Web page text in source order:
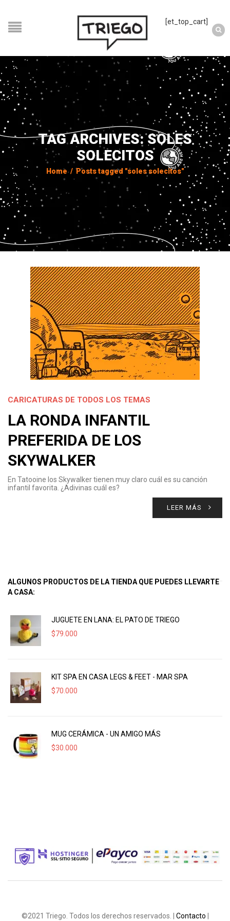
[et_top_cart]
TAG ARCHIVES: SOLES
SOLECITOS
Home / Posts tagged "soles solecitos"
CARICATURAS DE TODOS LOS TEMAS
LA RONDA INFANTIL
PREFERIDA DE LOS
SKYWALKER
En Tatooine los Skywalker tienen muy claro cuál es su canción
infantil favorita. ¿Adivinas cuál es?
LEER MÁS
ALGUNOS PRODUCTOS DE LA TIENDA QUE PUEDES LLEVARTE
A CASA:
JUGUETE EN LANA: EL PATO DE TRIEGO
$79.000
KIT SPA EN CASA LEGS & FEET - MAR SPA
$70.000
MUG CERÁMICA - UN AMIGO MÁS
$30.000
©2021 Triego. Todos los derechos reservados. | Contacto